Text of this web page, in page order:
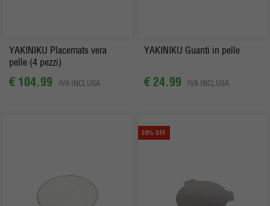
YAKINIKU Placemats vera
pelle (4 pezzi)
€ 104.99 IVA INCLUSA
YAKINIKU Guanti in pelle
€ 24.99 IVA INCLUSA
20% OFF